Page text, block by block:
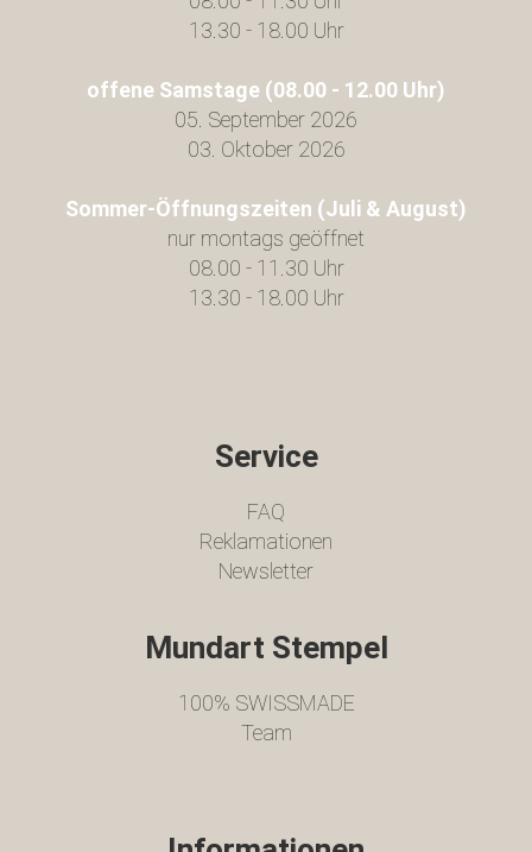
13.30 - 18.00 Uhr
offene Samstage (08.00 - 12.00 Uhr)
05. September 2026
03. Oktober 2026
Sommer-Öffnungszeiten (Juli & August)
nur montags geöffnet
08.00 - 11.30 Uhr
13.30 - 18.00 Uhr
Service
FAQ
Reklamationen
Newsletter
Mundart Stempel
100% SWISSMADE
Team